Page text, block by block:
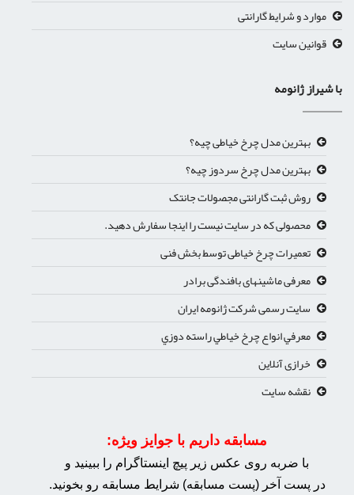
موارد و شرایط گارانتی
قوانین سایت
با شیراز ژانومه
بهترین مدل چرخ خیاطی چیه؟
بهترین مدل چرخ سردوز چیه؟
روش ثبت گارانتی مجصولات جانتک
محصولی که در سایت نیست را اینجا سفارش دهید.
تعمیرات چرخ خیاطی توسط بخش فنی
معرفی ماشینهای بافندگی برادر
سایت رسمی شرکت ژانومه ایران
معرفي انواع چرخ خياطي راسته دوزي
خرازی آنلاین
نقشه سایت
مسابقه داریم با جوایز ویژه:
با ضربه روی عکس زیر پیچ اینستاگرام را ببینید و
در پست آخر (پست مسابقه) شرایط مسابقه رو بخونید.